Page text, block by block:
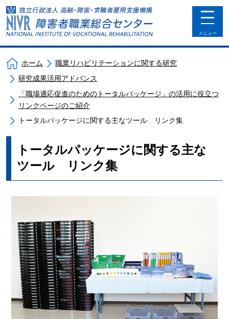
toggle
メニュー
ホーム
職業リハビリテーションに関する研究
研究成果活用アドバンス
「職場適応促進のためのトータルパッケージ」の活用に役立つ
リンクページのご紹介
トータルパッケージに関する主なツール リンク集
トータルパッケージに関する主な
ツール リンク集